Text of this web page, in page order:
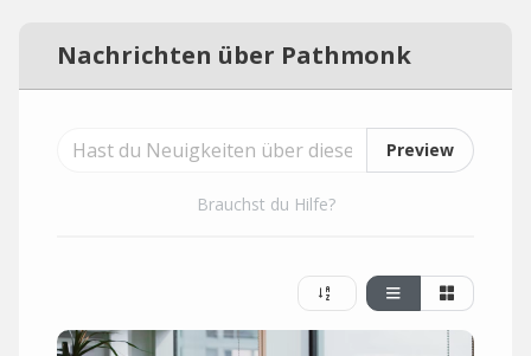
Nachrichten über Pathmonk
Preview
Brauchst du Hilfe?